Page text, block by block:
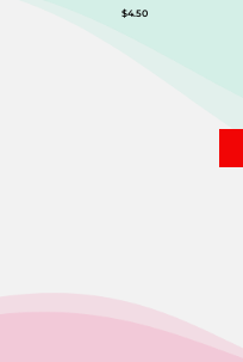
$4.50